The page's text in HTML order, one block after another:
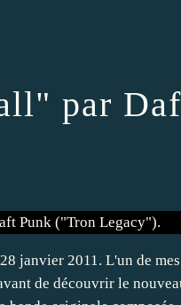
par
janvier 2011. L'un de
de découvrir le